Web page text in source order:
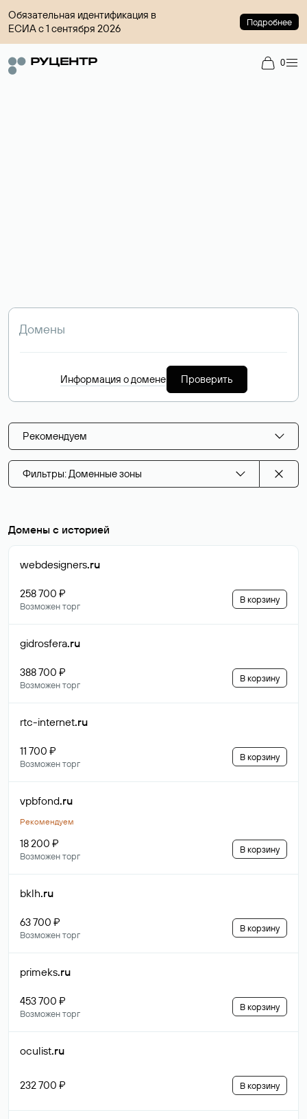
Обязательная идентификация в
ЕСИА с 1 сентября 2026
Подробнее
0
Информация о домене Проверить
Рекомендуем
Фильтры: Доменные зоны
Домены с историей
webdesigners.ru
258 700 ₽
Возможен торг
В корзину
gidrosfera.ru
388 700 ₽
Возможен торг
В корзину
rtc-internet.ru
11 700 ₽
Возможен торг
В корзину
vpbfond.ru
Рекомендуем
18 200 ₽
Возможен торг
В корзину
bklh.ru
63 700 ₽
Возможен торг
В корзину
primeks.ru
453 700 ₽
Возможен торг
В корзину
oculist.ru
232 700 ₽ В корзину